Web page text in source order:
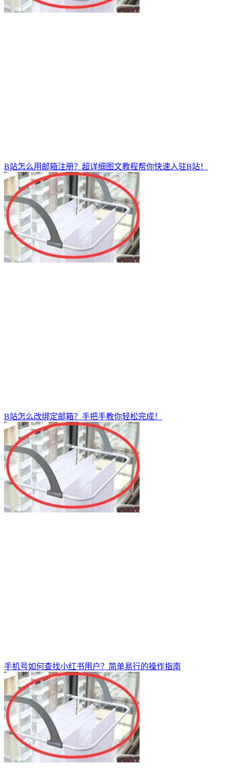
B站怎么用邮箱注册？超详细图文教程帮你快速入驻B站！
B站怎么改绑定邮箱？手把手教你轻松完成！
手机号如何查找小红书用户？简单易行的操作指南